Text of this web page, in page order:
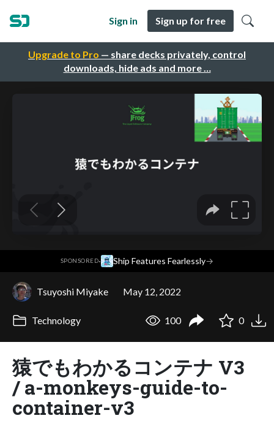
Upgrade to Pro — share decks privately, control
downloads, hide ads and more …
Sign in Sign up for free
SPONSORED· Ship Features Fearlessly→
Tsuyoshi Miyake May 12, 2022
Technology 100 0
猿でもわかるコンテナ V3
/ a-monkeys-guide-to-
container-v3